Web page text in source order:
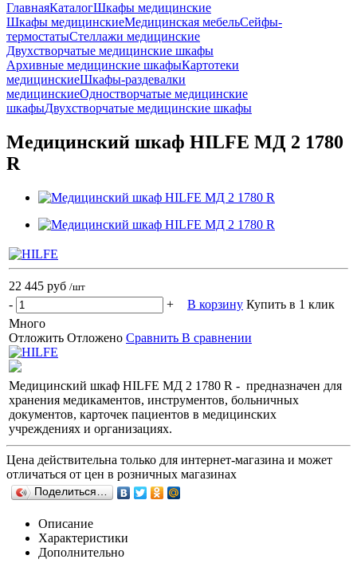
ГлавнаяКаталогШкафы медицинские
Шкафы медицинскиеМедицинская мебельСейфы-
термостатыСтеллажи медицинские
Двухстворчатые медицинские шкафы
Архивные медицинские шкафыКартотеки
медицинскиеШкафы-раздевалки
медицинскиеОдностворчатые медицинские
шкафыДвухстворчатые медицинские шкафы
Медицинский шкаф HILFE МД 2 1780
R
22 445 руб /шт
- + В корзину Купить в 1 клик
Много
Отложить Отложено Сравнить В сравнении
Медицинский шкаф HILFE МД 2 1780 R - предназначен для
хранения медикаментов, инструментов, больничных
документов, карточек пациентов в медицинских
учреждениях и организациях.
Цена действительна только для интернет-магазина и может
отличаться от цен в розничных магазинах
Поделиться…
Описание
Характеристики
Дополнительно